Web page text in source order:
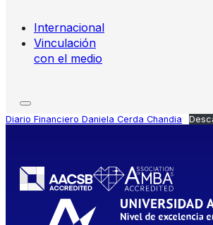
Internacional
Vinculación
con el medio
Diario Financiero Daniela Cerda Chandia